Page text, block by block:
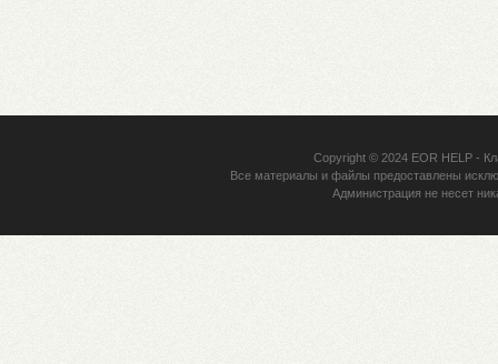
Copyright © 2024 EOR HELP-
Все материалы и файлы предоставлены
Администрация не несет